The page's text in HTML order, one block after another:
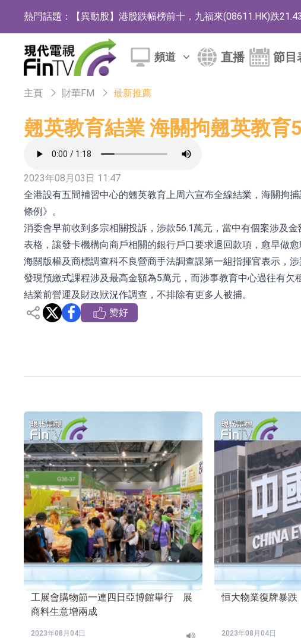
熱門話題： 【異動股】港股跌幅榜前十，九福來(08611.HK)跌
【異動股】港股漲幅榜前十，佳明集團控股
斯迪克：公司為國內摺疊屏核心功能材料供應商
恒瑞醫藥：公司已在中國獲批上市26款1類創新藥、6款
上期所：7月份對11個實際控制關系賬戶組採取限制開
特發服務：成功中標嗶哩嗶哩上海濱江總部物業服務項
亞太股份：公司是零跑汽車和Stellantis集團的供應商
【異動股】醫療研發外包板塊拉升，博騰股份
日韓股市收盤雙雙下跌
依米康：海外交付以東南亞、中東市場為主 並已取得
上交所：財通多策略福鑫定期開放靈活配置混合型發起
上交所：景順長城全球半導體芯片產業股票型證券投資
【異動股】港股漲幅榜前十，拿森科技(02261.HK)漲
【異動股】焦炭Ⅲ板塊下挫，陝西黑貓(601015.CN)跌
浙江證監局對財通證券股份有限公司採取出具警示函
山金國際：港股上市工作正常推進中
頻道 直播 節目
主頁 財華FM 最新推薦
翹英教育結業 海關拘翹英教
2023年08月03日 11:47
全港設有五間補習中心的翹英教育上周六宣布全線結業，海關拘
條例》。
消委會早前收到多宗相關投訴，涉款56.1萬元，當中有個案涉及
表格，讓發卡機構向商戶相關的銀行戶口要求退回款項，愈早做愈
海關版權及商標調查科不良營商手法調查課第一組指揮官表示，
發現預繳式課程涉及最高金額為5萬元，而涉事教育中心過往有
結業前營運及財政狀況作調查，不排除有更多人被捕。
赞好
工展會購物節一連四日亞博館舉行 展
商料生意增兩成
2023年08月04日
恒大物業復牌暴跌
2023年08月04日